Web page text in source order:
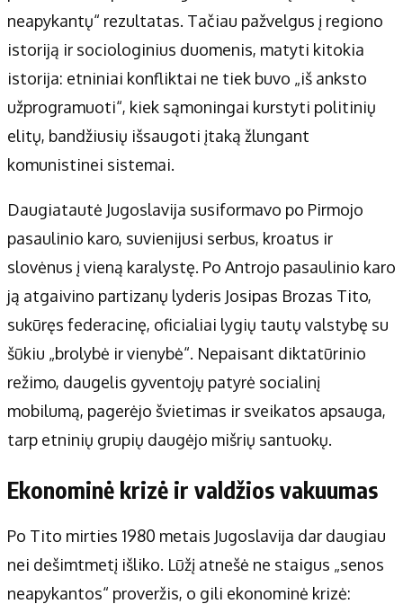
Autoriai
Kontaktai
Privatumo politika
Redakcijos politika
Receptai
neapykantų“ rezultatas. Tačiau pažvelgus į regiono
istoriją ir sociologinius duomenis, matyti kitokia
istorija: etniniai konfliktai ne tiek buvo „iš anksto
užprogramuoti“, kiek sąmoningai kurstyti politinių
elitų, bandžiusių išsaugoti įtaką žlungant
komunistinei sistemai.
Daugiatautė Jugoslavija susiformavo po Pirmojo
pasaulinio karo, suvienijusi serbus, kroatus ir
slovėnus į vieną karalystę. Po Antrojo pasaulinio karo
ją atgaivino partizanų lyderis Josipas Brozas Tito,
sukūręs federacinę, oficialiai lygių tautų valstybę su
šūkiu „brolybė ir vienybė“. Nepaisant diktatūrinio
režimo, daugelis gyventojų patyrė socialinį
mobilumą, pagerėjo švietimas ir sveikatos apsauga,
tarp etninių grupių daugėjo mišrių santuokų.
Ekonominė krizė ir valdžios vakuumas
Po Tito mirties 1980 metais Jugoslavija dar daugiau
nei dešimtmetį išliko. Lūžį atnešė ne staigus „senos
neapykantos“ proveržis, o gili ekonominė krizė: